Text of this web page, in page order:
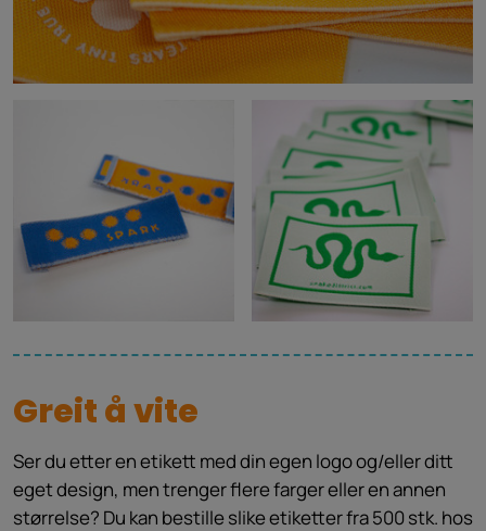
Greit å vite
Ser du etter en etikett med din egen logo og/eller ditt
eget design, men trenger flere farger eller en annen
størrelse? Du kan bestille slike etiketter fra 500 stk. hos